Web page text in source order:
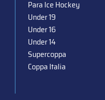
Para Ice Hockey
Under 19
Under 16
Under 14
Supercoppa
Coppa Italia